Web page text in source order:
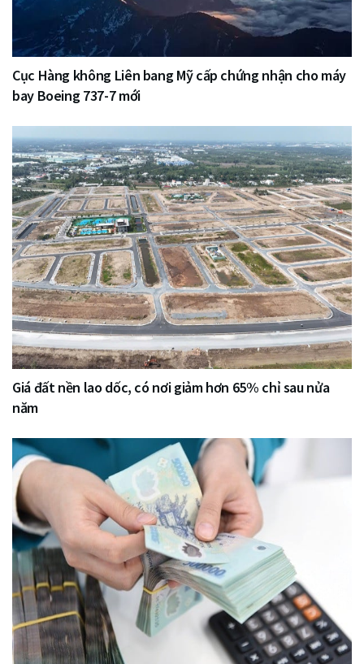
Cục Hàng không Liên bang Mỹ cấp chứng nhận cho máy
bay Boeing 737-7 mới
Giá đất nền lao dốc, có nơi giảm hơn 65% chỉ sau nửa
năm